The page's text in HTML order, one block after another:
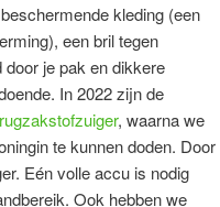
kleding (een
een bril tegen
door je pak en dikkere
In 2022 zijn de
, waarna we
te kunnen doden. Door
Eén volle accu is nodig
Ook hebben we